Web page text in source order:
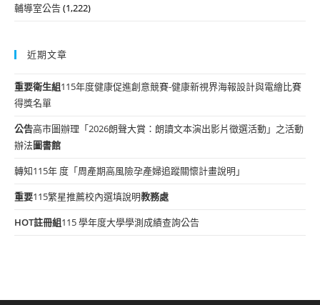
輔導室公告(1,222)
近期文章
重要衛生組115年度健康促進創意競賽-健康新視界海報設計與電繪比賽
得獎名單
公告高市圖辦理「2026朗聲大賞：朗讀文本演出影片徵選活動」之活動
辦法圖書館
轉知115年 度「周產期高風險孕產婦追蹤關懷計畫說明」
重要115繁星推薦校內選填說明教務處
HOT註冊組115 學年度大學學測成績查詢公告